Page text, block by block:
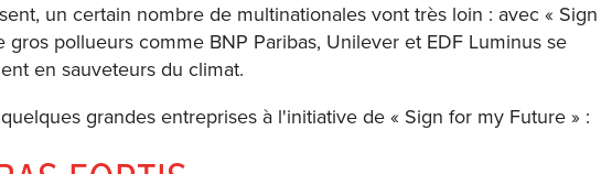
un certain nombre de multinationales vont très loin : avec « Sign
gros pollueurs comme BNP Paribas, Unilever et EDF Luminus se
en sauveteurs du climat.
grandes entreprises à l'initiative de « Sign for my Future » :